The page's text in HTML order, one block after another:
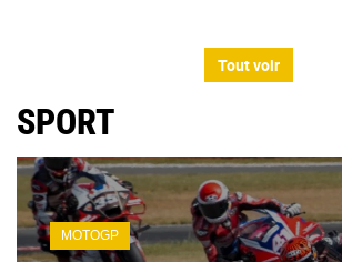
Tout voir
SPORT
MOTOGP